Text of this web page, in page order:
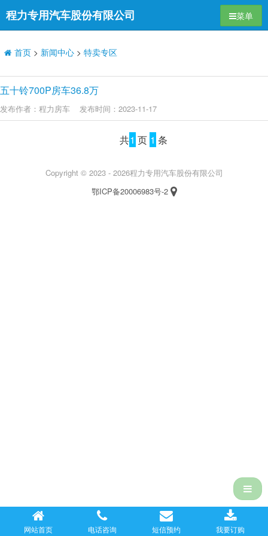
程力专用汽车股份有限公司 导航切换
菜单
侧
首页> 新闻中心> 特卖专区
五十铃700P房车36.8万
发布作者： 程力房车 发布时间： 2023-11-17
共1 页 1 条
Copyright © 2023 - 2026程力专用汽车股份有限公司
鄂ICP备20006983号-2
网站首页 电话咨询 短信预约 我要订购